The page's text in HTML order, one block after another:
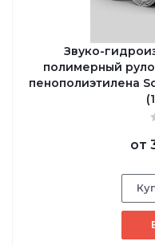
Звуко-
полимерный
пенополиэтилена
от